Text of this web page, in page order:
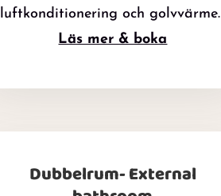
luftkonditionering och golvvärme.
Läs mer & boka
Dubbelrum- External